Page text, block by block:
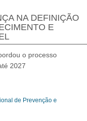
NA DEFINIÇÃO
E
o processo
2027